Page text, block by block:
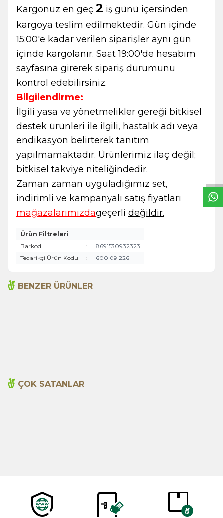
Kargonuz en geç 2 iş günü içersinden
kargoya teslim edilmektedir. Gün içinde
15:00'e kadar verilen siparişler aynı gün
içinde kargolanır. Saat 19:00'de hesabım
sayfasına girerek sipariş durumunu
kontrol edebilirsiniz.
Bilgilendirme:
İlgili yasa ve yönetmelikler gereği bitkisel
destek ürünleri ile ilgili, hastalık adı veya
endikasyon belirterek tanıtım
yapılmamaktadır. Ürünlerimiz ilaç değil;
bitkisel takviye niteliğindedir.
Zaman zaman uyguladığımız set,
indirimli ve kampanyalı satış fiyatları
mağazalarımızdageçerli değildir.
Ürün Filtreleri
Barkod
:
8691530932323
Tedarikçi Ürün Kodu
: 600 09 226
BENZER ÜRÜNLER
ÇOK SATANLAR